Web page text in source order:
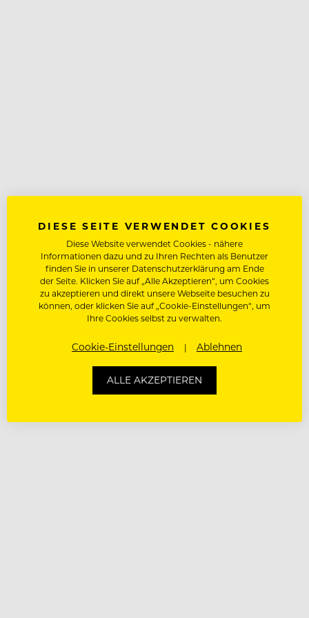
DIESE SEITE VERWENDET COOKIES
Diese Website verwendet Cookies - nähere
Informationen dazu und zu Ihren Rechten als Benutzer
finden Sie in unserer Datenschutzerklärung am Ende
der Seite. Klicken Sie auf „Alle Akzeptieren“, um Cookies
zu akzeptieren und direkt unsere Webseite besuchen zu
können, oder klicken Sie auf „Cookie-Einstellungen“, um
Ihre Cookies selbst zu verwalten.
Cookie-Einstellungen Ablehnen
ALLE AKZEPTIEREN